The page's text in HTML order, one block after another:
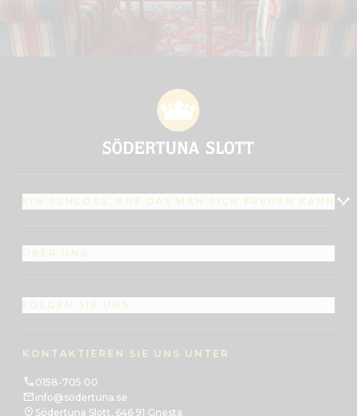
EIN SCHLOSS, AUF DAS MAN SICH FREUEN KANN
ÜBER UNS
FOLGEN SIE UNS
KONTAKTIEREN SIE UNS UNTER
0158-705 00
info@sodertuna.se
Södertuna Slott, 646 91 Gnesta